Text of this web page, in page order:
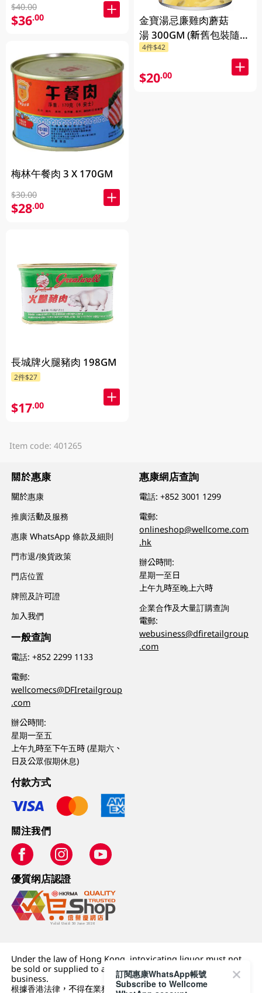
$40.00
$36.00
梅林午餐肉 3 X 170GM
$30.00
$28.00
長城牌火腿豬肉 198GM
2件$27
$17.00
金寶湯忌廉雞肉蘑菇
湯 300GM (新舊包裝隨機
發貨) (包裝隨機發放)
4件$42
$20.00
Item code: 401265
關於惠康
關於惠康
推廣活動及服務
惠康 WhatsApp 條款及細則
門市退/換貨政策
門店位置
牌照及許可證
加入我們
一般查詢
電話:+852 2299 1133
電郵:
wellcomecs@DFIretailgroup
.com
辦公時間:
星期一至五
上午九時至下午五時 (星期六、
日及公眾假期休息)
惠康網店查詢
電話:+852 3001 1299
電郵:
onlineshop@wellcome.com
.hk
辦公時間:
星期一至日
上午九時至晚上六時
企業合作及大量訂購查詢
電郵:
webusiness@dfiretailgroup
.com
付款方式
關注我們
優質纲店認證
Under the law of Hong Kong, intoxicating liquor must not
be sold or supplied to a minor (under 18) in the course of
business.
根據香港法律，不得在業務過程中，向未成年人 (18 歲以下人士)
訂閱惠康WhatsApp帳號
Subscribe to Wellcome